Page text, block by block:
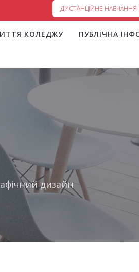
ДИСТАНЦІЙНЕ НАВЧАННЯ
КОЛЕДЖУ ПУБЛІЧНА
дизайн